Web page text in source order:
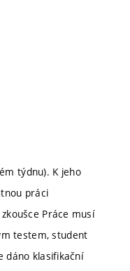
týdnu). K jeho
práci
Práce musí
testem, student
dáno klasifikační